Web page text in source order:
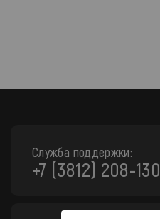
Служба поддержки:
+7 (3812) 208-130